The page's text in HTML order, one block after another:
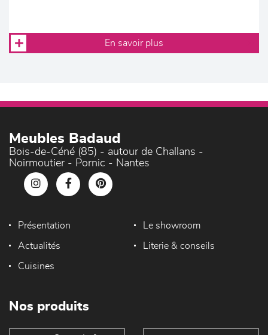
En savoir plus
Meubles Badaud
Bois-de-Céné (85) - autour de Challans -
Noirmoutier - Pornic - Nantes
Présentation Le showroom
Actualités Literie & conseils
Cuisines
Nos produits